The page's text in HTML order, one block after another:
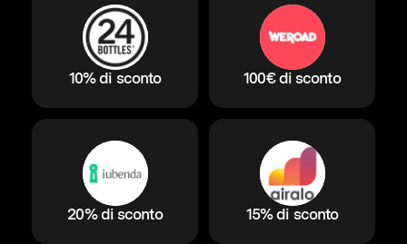
10% di sconto 100€ di sconto
20% di sconto 15% di sconto